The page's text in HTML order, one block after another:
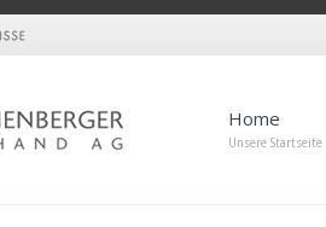
Home
Unsere Startseite